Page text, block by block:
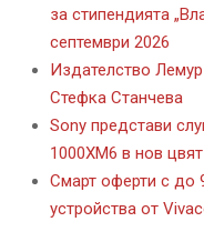
за стипендията
септември 2026
Издателство
Стефка Станчева
Sony представи
1000XM6 в нов цвят
Смарт оферти с до
устройства от